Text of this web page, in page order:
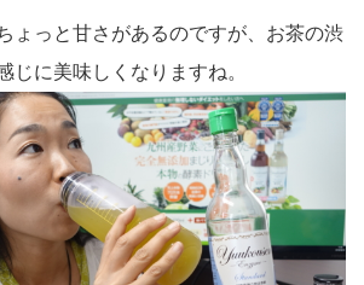
ょっと甘さがあるのですが、お茶の渋
じに美味しくなりますね。